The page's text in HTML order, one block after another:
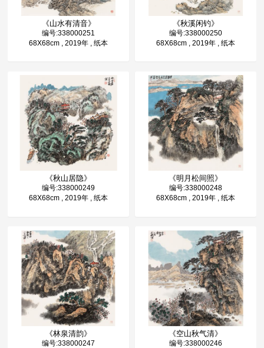
《山水有清音》
编号:338000251
68X68cm , 2019年 , 纸本
《秋山居隐》
编号:338000249
68X68cm , 2019年 , 纸本
《林泉清韵》
编号:338000247
《秋溪闲钓》
编号:338000250
68X68cm , 2019年 , 纸本
《明月松间照》
编号:338000248
68X68cm , 2019年 , 纸本
《空山秋气清》
编号:338000246